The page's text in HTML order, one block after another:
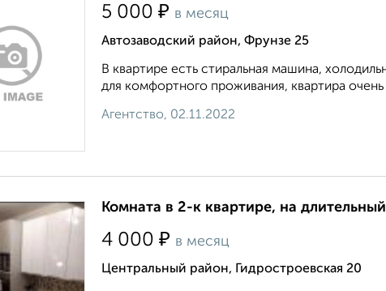
5 000 ₽ в месяц
Автозаводский район, Фрунзе 25
В квартире есть стиральная машина,
для комфортного проживания, квартира
Агентство, 02.11.2022
Комната в 2-к квартире, на
4 000 ₽ в месяц
Центральный район, Гидростроевская 20